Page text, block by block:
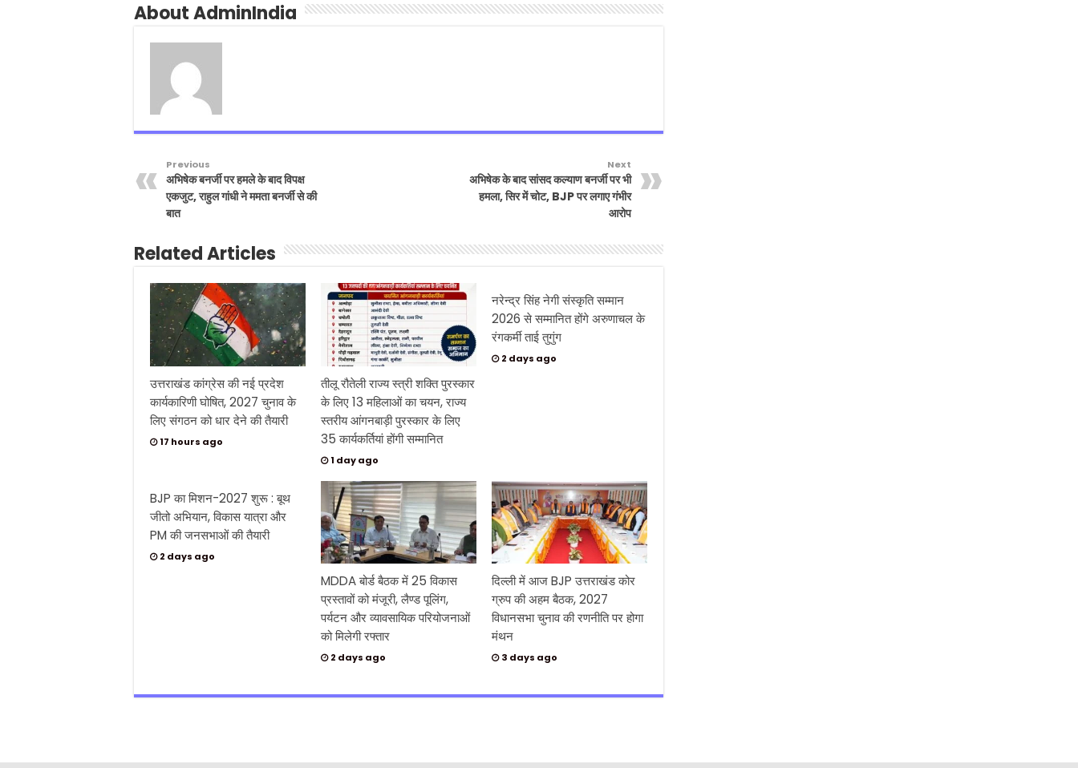
About AdminIndia
Previous
अभिषेक बनर्जी पर हमले के बाद विपक्ष
एकजुट, राहुल गांधी ने ममता बनर्जी से की
बात
Next
अभिषेक के बाद सांसद कल्याण बनर्जी पर भी
हमला, सिर में चोट, BJP पर लगाए गंभीर
आरोप
Related Articles
उत्तराखंड कांग्रेस की नई प्रदेश
कार्यकारिणी घोषित, 2027 चुनाव के
लिए संगठन को धार देने की तैयारी
17 hours ago
तीलू रौतेली राज्य स्त्री शक्ति पुरस्कार
के लिए 13 महिलाओं का चयन, राज्य
स्तरीय आंगनबाड़ी पुरस्कार के लिए
35 कार्यकर्तियां होंगी सम्मानित
1 day ago
नरेन्द्र सिंह नेगी संस्कृति सम्मान
2026 से सम्मानित होंगे अरुणाचल के
रंगकर्मी ताई तुगुंग
2 days ago
BJP का मिशन-2027 शुरू : बूथ
जीतो अभियान, विकास यात्रा और
PM की जनसभाओं की तैयारी
2 days ago
MDDA बोर्ड बैठक में 25 विकास
प्रस्तावों को मंजूरी, लैण्ड पूलिंग,
पर्यटन और व्यावसायिक परियोजनाओं
को मिलेगी रफ्तार
2 days ago
दिल्ली में आज BJP उत्तराखंड कोर
ग्रुप की अहम बैठक, 2027
विधानसभा चुनाव की रणनीति पर होगा
मंथन
3 days ago